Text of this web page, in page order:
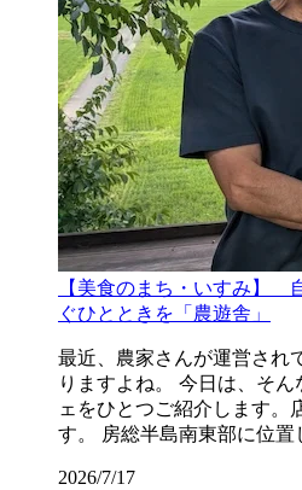
【美食のまち・いすみ】
ぐひとときを「農遊舎」
最近、農家さんが運営され
りますよね。 今日は、そんなのどかな場所にあるカフ
ェをひとつご紹介します。
す。 房総半島南東部に
2026/7/17